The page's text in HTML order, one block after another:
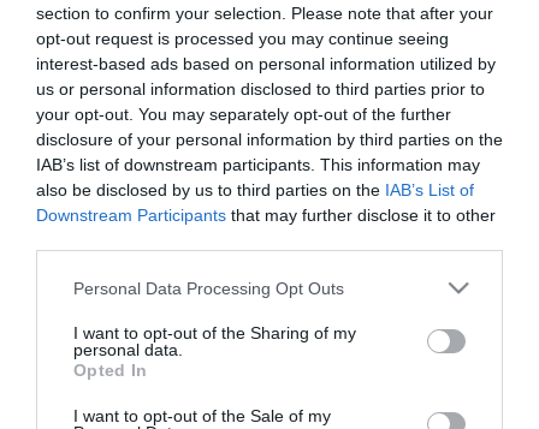
section to confirm your selection. Please note that after your
opt-out request is processed you may continue seeing
interest-based ads based on personal information utilized by
us or personal information disclosed to third parties prior to
your opt-out. You may separately opt-out of the further
disclosure of your personal information by third parties on the
IAB’s list of downstream participants. This information may
also be disclosed by us to third parties on the IAB’s List of
Downstream Participants that may further disclose it to other
Please note that this website/app uses one or more Google
not limited to your visit or usage behaviour. You may click to
grant or deny consent to Google and its third-party tags to
use your data for below specified purposes in below Google
consent section.
Personal Data Processing Opt Outs
I want to opt-out of the Sharing of my
personal data.
Opted In
I want to opt-out of the Sale of my